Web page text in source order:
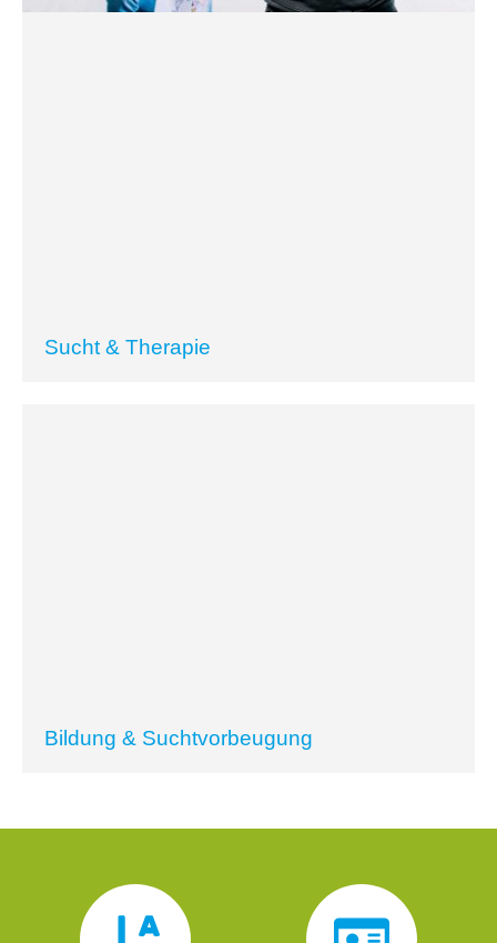
Sucht & Therapie
Bildung & Suchtvorbeugung